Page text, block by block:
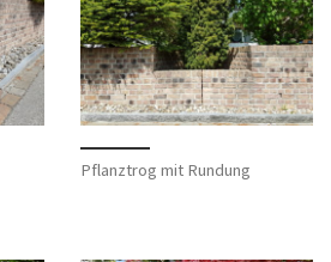
Pflanztrog mit Rundung